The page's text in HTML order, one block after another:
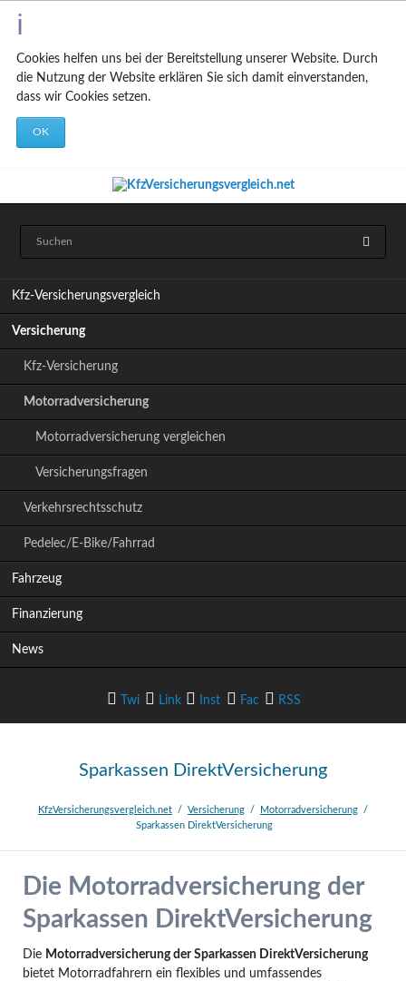
Cookies helfen uns bei der Bereitstellung unserer Website. Durch
die Nutzung der Website erklären Sie sich damit einverstanden,
dass wir Cookies setzen.
OK
a
i
n
n
e
Kfz-Versicherungsvergleich
Versicherung
Kfz-Versicherung
Motorradversicherung
Motorradversicherung vergleichen
Versicherungsfragen
Verkehrsrechtsschutz
Pedelec/E-Bike/Fahrrad
Fahrzeug
Finanzierung
News
Twi
tter
Link
edIn
Inst
agram
Fac
ebook
RSS
-Feed
Sparkassen DirektVersicherung
KfzVersicherungsvergleich.net Versicherung
Motorradversicherung
Sparkassen DirektVersicherung
Die Motorradversicherung der
Sparkassen DirektVersicherung
Die Motorradversicherung der Sparkassen DirektVersicherung
bietet Motorradfahrern ein flexibles und umfassendes